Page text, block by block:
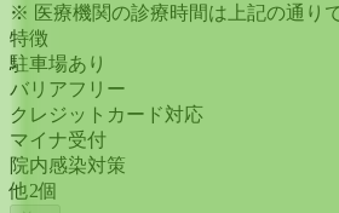
※ 医療機関の診療時間は上記の通り
特徴
駐車場あり
バリアフリー
クレジットカード対応
マイナ受付
院内感染対策
他2個